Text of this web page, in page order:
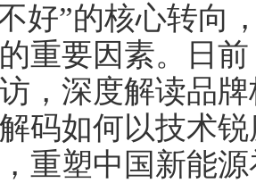
好”的核心转向
重要因素。日
，深度解读品
码如何以技术
重塑中国新能